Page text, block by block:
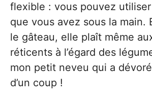
flexible : vous pouvez
que vous avez sous la main.
le gâteau, elle plaît même
réticents à l’égard des
mon petit neveu qui a
d’un coup !